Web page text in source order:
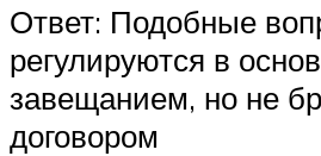
Ответ: Подобные
регулируются в
завещанием, но не
договором